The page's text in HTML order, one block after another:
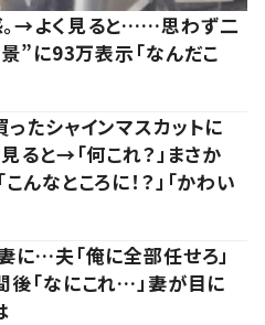
→よく見ると……思わず二
”に93万表示「なんだこ
たシャインマスカットに
ると→「何これ？」まさか
んなところに！？」「かわい
に…夫「俺に全部任せろ」
後「なにこれ…」妻が目に